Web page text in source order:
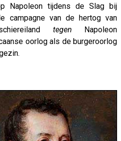
Napoleon tijdens de Slag bij
campagne van de hertog van
tegen Napoleon
oorlog als de burgeroorlog